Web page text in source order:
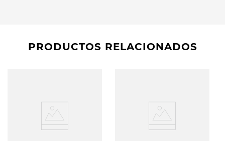
PRODUCTOS RELACIONADOS